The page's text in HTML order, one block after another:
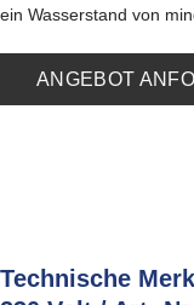
ein Wasserstand von
ANGEBOT
Technische